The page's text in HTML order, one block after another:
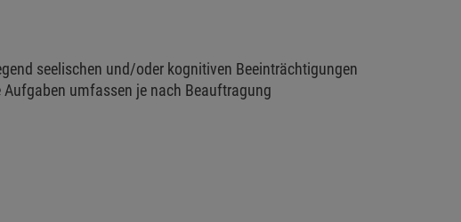
seelischen und/oder kognitiven Beeinträchtigungen
umfassen je nach Beauftragung